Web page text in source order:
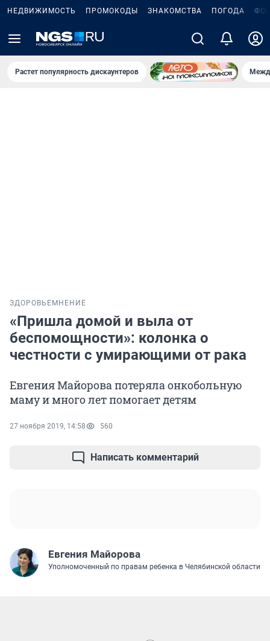
НЕДВИЖИМОСТЬ ПРОМОКОДЫ ЗНАКОМСТВА ПОГОДА
Растет популярность дискаунтеров
ЗДОРОВЬЕ МНЕНИЕ
«Пришла домой и выла от
беспомощности»: колонка о
честности с умирающими от рака
Евгения Майорова потеряла онкобольную
маму и много лет помогает детям
27 ноября 2019, 14:58 560
Написать комментарий
Евгения Майорова
Уполномоченный по правам ребенка в Челябинской области